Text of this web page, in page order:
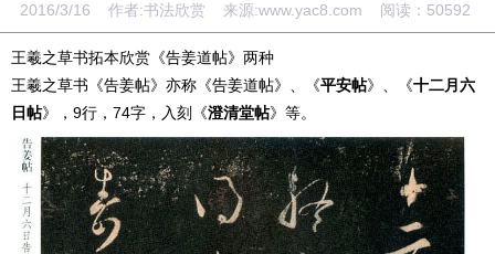
2016/3/16 作者:书法欣赏 来源:www.yac8.com 阅读： 50592
王羲之草书拓本欣赏《告姜道帖》两种
王羲之草书《告姜帖》亦称《告姜道帖》、《平安帖》、《十二月六
日帖》，9行，74字，入刻《澄清堂帖》等。